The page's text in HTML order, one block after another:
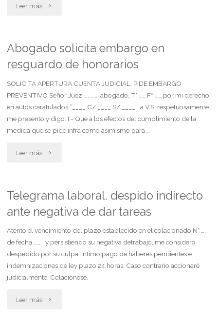
de
litigar
sin
gastos"
Leer más "Solicita
general
de
bienes
incumplimiento
alimentaria"
Abogado solicita embargo en
resguardo de honorarios
SOLICITA APERTURA CUENTA JUDICIAL. PIDE EMBARGO
PREVENTIVO Señor Juez ____, abogado, T° __ Fº __ por mi derecho
en autos caratulados “____ C/ ____ S/ ____”, a V.S. respetuosamente
me presento y digo: I.- Que a los efectos del cumplimiento de la
medida que se pide infra como asimismo para …
Leer más "Abogado
embargo
en
resguardo
honorarios"
Telegrama laboral. despido indirecto
ante negativa de dar tareas
Atento el vencimiento del plazo establecido en el colacionado N° ……
de fecha ……… y persistiendo su negativa detrabajo, me considero
despedido por su culpa. Intimo pago de haberes pendientes e
indemnizaciones de ley plazo 24 horas. Caso contrario accionaré
judicialmente. Colaciónese.
Leer más "Telegrama